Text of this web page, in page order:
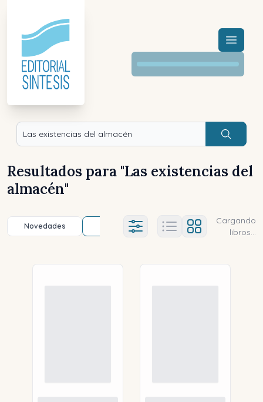
Menú
Buscar
Resultados para "Las existencias del
almacén"
Novedades Título (a-z) Título (z-a)
Ajustes abierto
Cargando
libros...